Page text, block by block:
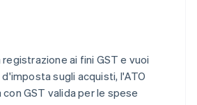
ai fini GST e vuoi
sugli acquisti, l'ATO
GST valida per le spese